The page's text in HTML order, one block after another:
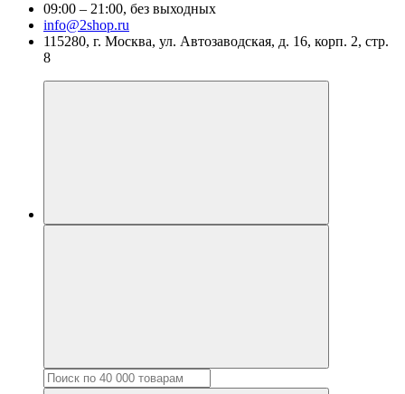
09:00 – 21:00, без выходных
info@2shop.ru
115280, г. Москва, ул. Автозаводская, д. 16, корп. 2, стр.
8